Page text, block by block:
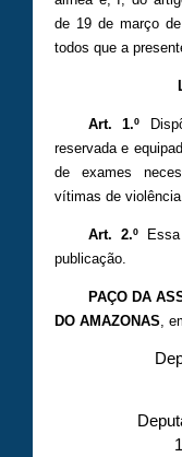
de 19 de março
todos que a
Art. 1.º
reservada e
de exames
vítimas de
Art. 2.º
publicação.
PAÇO DA
DO AMAZONAS ,